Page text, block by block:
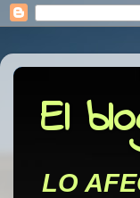
El
LO